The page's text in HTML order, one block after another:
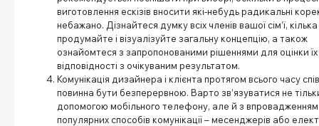
виготовлення ескізів вносити які-небудь радикальні
небажано. Дізнайтеся думку всіх членів вашої сім’ї, кілька
продумайте і візуалізуйте загальну концепцію, а також
ознайомтеся з запропонованими рішеннями для оцінки їх
відповідності з очікуваним результатом.
Комунікація дизайнера і клієнта протягом всього часу
повинна бути безперервною. Варто зв’язуватися не
допомогою мобільного телефону, але й з впровадженням
популярних способів комунікації – месенджерів або